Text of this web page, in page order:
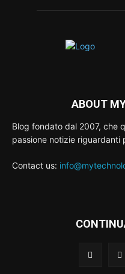
ABOUT
Blog fondato dal 2007, che
passione notizie riguardanti
Contact us: